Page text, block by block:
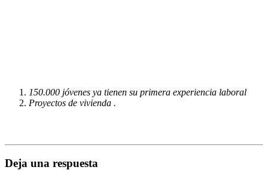
150.000 jóvenes ya tienen su primera experiencia laboral
Proyectos de vivienda .
Deja una respuesta